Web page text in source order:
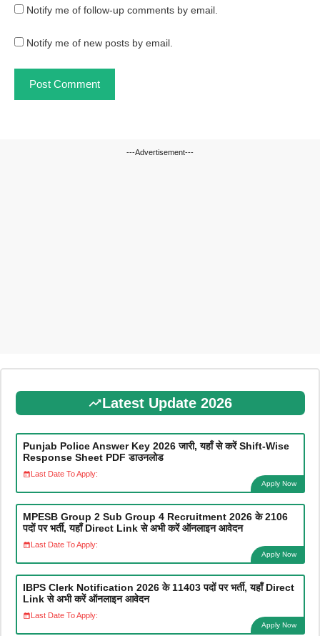
Notify me of follow-up comments by email.
Notify me of new posts by email.
---Advertisement---
Latest Update 2026
Punjab Police Answer Key 2026 जारी, यहाँ से करें Shift-Wise
Response Sheet PDF डाउनलोड
Last Date To Apply:
Apply Now
MPESB Group 2 Sub Group 4 Recruitment 2026 के 2106
पदों पर भर्ती, यहाँ Direct Link से अभी करें ऑनलाइन आवेदन
Last Date To Apply:
Apply Now
IBPS Clerk Notification 2026 के 11403 पदों पर भर्ती, यहाँ Direct
Link से अभी करें ऑनलाइन आवेदन
Last Date To Apply:
Apply Now